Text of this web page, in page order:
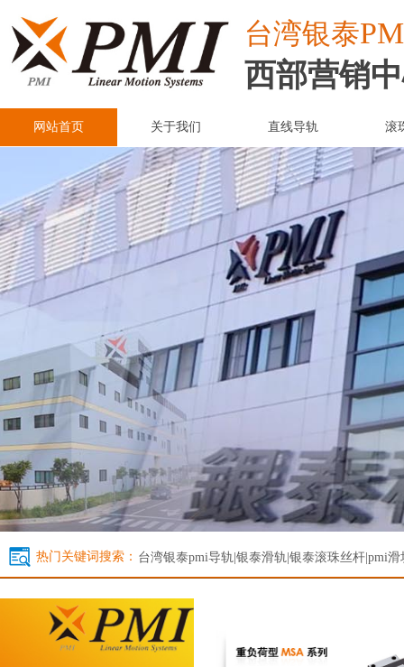
热门关键词搜索： 台湾银泰pmi导轨|银泰滑轨|银泰滚珠丝杆|pmi
台湾银泰
西部营销
网站首页 关于我们 直线导轨 滚